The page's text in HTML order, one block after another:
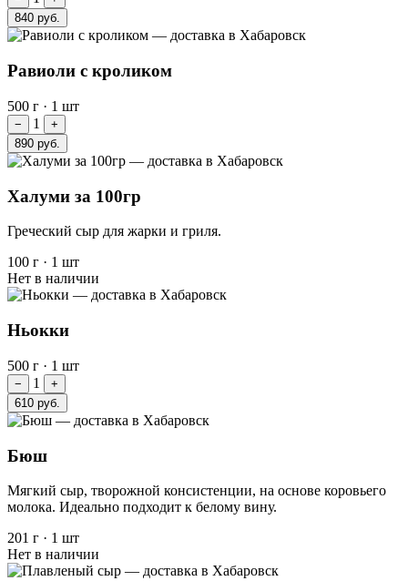
840 руб.
Равиоли с кроликом
500 г · 1 шт
− 1
+
890 руб.
Халуми за 100гр
Греческий сыр для жарки и гриля.
100 г · 1 шт
Нет в наличии
Ньокки
500 г · 1 шт
− 1
+
610 руб.
Бюш
Мягкий сыр, творожной консистенции, на основе коровьего
молока. Идеально подходит к белому вину.
201 г · 1 шт
Нет в наличии